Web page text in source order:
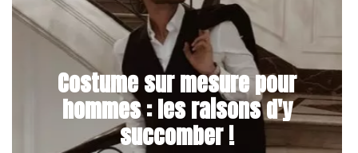
Costume sur mesure pour
hommes : les raisons d'y
succomber !